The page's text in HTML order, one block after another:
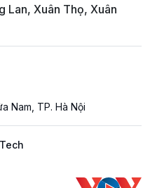
Lan, Xuân Thọ, Xuân
Nam, TP. Hà Nội